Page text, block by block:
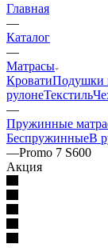
Главная
—
Каталог
—
Матрасы
КроватиПодушки
рулонеТекстиль
—
Пружинные
БеспружинныеВ
—Promo 7 S600
Акция